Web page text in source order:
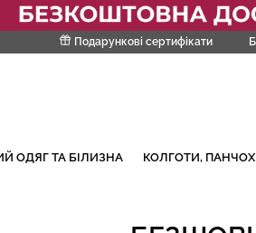
Подарункові сертифікати
ОДЯГ ТА БІЛИЗНА КОЛГОТИ,